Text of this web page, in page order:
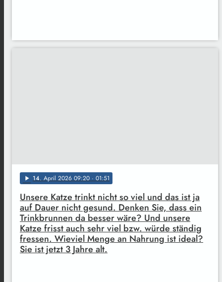
play_arrow 14. April 2026 09:20 · 01:51
Unsere Katze trinkt nicht so viel und das ist ja
auf Dauer nicht gesund. Denken Sie, dass ein
Trinkbrunnen da besser wäre? Und unsere
Katze frisst auch sehr viel bzw. würde ständig
fressen. Wieviel Menge an Nahrung ist ideal?
Sie ist jetzt 3 Jahre alt.